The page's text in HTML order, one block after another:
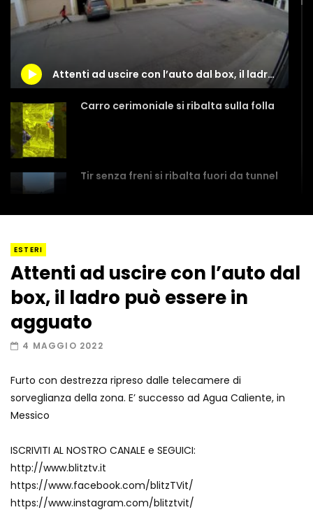
Attenti ad uscire con l’auto dal box, il ladro può essere in agguato
Carro cerimoniale si ribalta sulla folla
Tir senza freni si ribalta fuori da tunnel
Amiocuggino fa saltare in aria il drone
Record di baci in 30 secondi
Due navi USA si scontrano in mare
ESTERI
Attenti ad uscire con l’auto dal
box, il ladro può essere in
agguato
4 MAGGIO 2022
Furto con destrezza ripreso dalle telecamere di
sorveglianza della zona. E’ successo ad Agua Caliente, in
Messico
ISCRIVITI AL NOSTRO CANALE e SEGUICI:
http://www.blitztv.it
https://www.facebook.com/blitzTVit/
https://www.instagram.com/blitztvit/